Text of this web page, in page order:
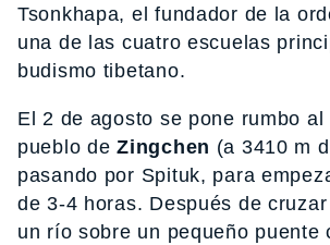
Tsonkhapa, el fundador de la
una de las cuatro escuelas
budismo tibetano.
El 2 de agosto se pone rumbo al
pueblo deZingchen (a 3410 m
pasando por Spituk, para
de 3-4 horas. Después de
un río sobre un pequeño puente